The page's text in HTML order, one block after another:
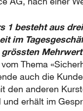
1 besteht aus
im
Thema
auch die
den anderen
erhält im